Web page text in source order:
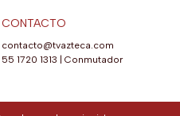
CONTACTO
contacto@tvazteca.com
55 1720 1313 | Conmutador